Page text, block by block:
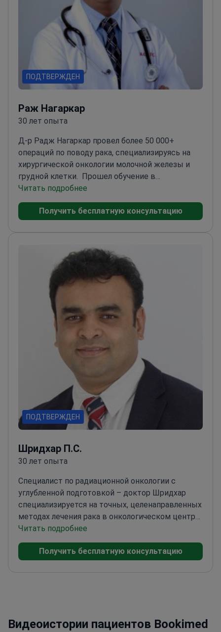
ПОДТВЕРЖДЕН
Раж Нагаркар
30 лет опыта
Д-р Радж Нагаркар провел более 50 000+
операций по поводу рака, специализируясь на
хирургической онкологии молочной железы и
грудной клетки.
Прошел обучение в
Мемориальной больнице Тата и Королевском
колледже хирургов Эдинбурга30 лет опыта
опыта в хирургической онкологииУчаствовал в
специальности DNB «Хирургическая онкология»
Читать подробнее
Получить бесплатную консультацию
ПОДТВЕРЖДЕН
Шридхар П.С.
30 лет опыта
Специалист по радиационной онкологии с
углубленной подготовкой – доктор Шридхар
специализируется на точных, целенаправленных
методах лечения рака в онкологическом центре
HCG Manavata. Более _doctor_3397_ лет опыта в
лучевой терапииДипломант Национального
совета по лучевой терапииЧлен Ассоциации
Читать подробнее
Получить бесплатную консультацию
Видеоистории пациентов Bookimed